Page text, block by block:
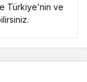
Türkiye’nin ve